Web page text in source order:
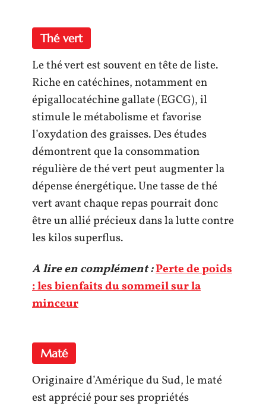
Thé vert
Le thé vert est souvent en tête de liste.
Riche en catéchines, notamment en
épigallocatéchine gallate (EGCG), il
stimule le métabolisme et favorise
l’oxydation des graisses. Des études
démontrent que la consommation
régulière de thé vert peut augmenter la
dépense énergétique. Une tasse de thé
vert avant chaque repas pourrait donc
être un allié précieux dans la lutte contre
les kilos superflus.
A lire en complément :Perte de poids
: les bienfaits du sommeil sur la
minceur
Maté
Originaire d’Amérique du Sud, le maté
est apprécié pour ses propriétés